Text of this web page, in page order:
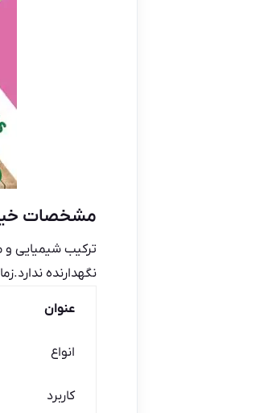
مشخصات
ترکیب شیمیایی
نگهدارنده
عنوان
انواع
کاربرد